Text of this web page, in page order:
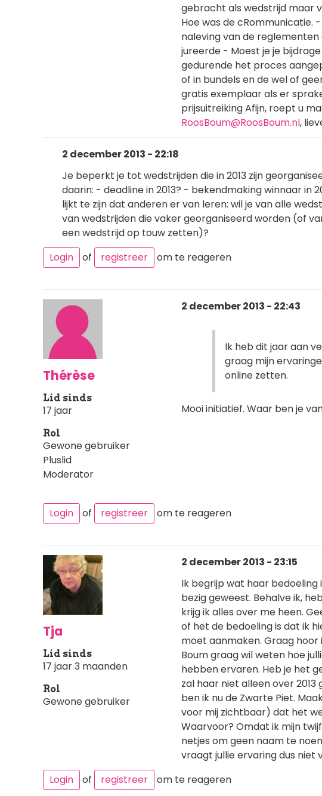
gebracht als wedstrijd maar
Hoe was de cRommunicatie.
naleving van de
jureerde - Moest je je
gedurende het proces
of in bundels en de wel of
gratis exemplaar als er
prijsuitreiking Afijn, roept u
RoosBoum@RoosBoum.nl,
2 december 2013 - 22:18
Je beperkt je tot wedstrijden die in 2013 zijn
daarin: - deadline in 2013? - bekendmaking winnaar in
lijkt te zijn dat anderen er van leren: wil je van alle
van wedstrijden die vaker georganiseerd worden (of
een wedstrijd op touw zetten)?
Login
of registreer om te reageren
Thérèse
Lid sinds
17 jaar
Rol
Gewone gebruiker
Pluslid
Moderator
2 december 2013 - 22:43
Ik heb dit jaar aan
graag mijn
online zetten.
Mooi initiatief. Waar ben je
Login of registreer om te reageren
Tja
Lid sinds
17 jaar 3 maanden
Rol
Gewone gebruiker
2 december 2013 - 23:15
Ik begrijp wat haar bedoeling
bezig geweest. Behalve ik,
krijg ik alles over me heen.
of het de bedoeling is dat ik
moet aanmaken. Graag hoor
Boum graag wil weten hoe
hebben ervaren. Heb je het
zal haar niet alleen over
ben ik nu de Zwarte Piet.
voor mij zichtbaar) dat het
Waarvoor? Omdat ik mijn
netjes om geen naam te
vraagt jullie ervaring dus niet
Login
of registreer om te reageren